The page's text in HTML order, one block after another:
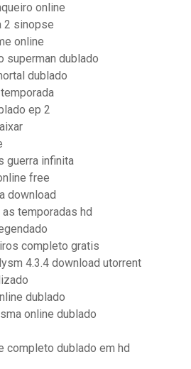
online
2 sinopse
online
superman dublado
dublado
ep 2
guerra infinita
free
download
temporadas hd
completo gratis
4.3.4 download utorrent
dublado
online dublado
completo dublado em hd